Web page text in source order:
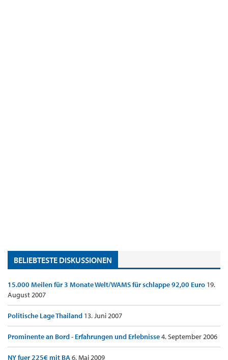
BELIEBTESTE DISKUSSIONEN
15.000 Meilen für 3 Monate Welt/WAMS für schlappe 92,00 Euro 19.
August 2007
Politische Lage Thailand 13. Juni 2007
Prominente an Bord - Erfahrungen und Erlebnisse4. September 2006
NY fuer 225€ mit BA6. Mai 2009